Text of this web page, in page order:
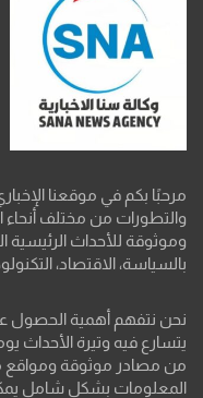
مرحبًا بكم في موقعنا
والتطورات من مختلف أنحاء
وموثوقة للأحداث
بالسياسة، الاقتصاد،
نحن نتفهم أهمية الحصول
يتسارع فيه وتيرة الأحداث
من مصادر موثوقة ومواقع
المعلومات بشكل شامل